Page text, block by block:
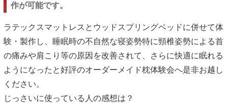
作が可能です。
ラテックスマットレスとウッドスプリングベッドに併せて体
験・製作し、睡眠時の不自然な寝姿勢特に頸椎姿勢による首
の痛みや肩こり等の原因を改善されて、さらに快適に眠れる
ようになったと好評のオーダーメイド枕体験会へ是非お越し
ください。
じっさいに使っている人の感想は？